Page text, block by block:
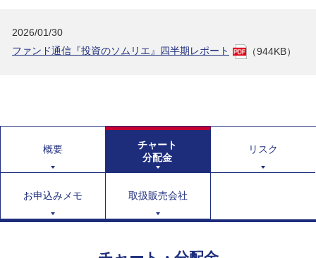
2026/01/30
ファンド通信『投資のソムリエ』四半期レポート
（944KB）
概要
チャート
分配金
リスク
お申込みメモ 取扱販売会社